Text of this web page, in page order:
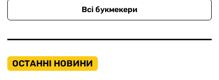
Всі букмекери
ОСТАННІ НОВИНИ